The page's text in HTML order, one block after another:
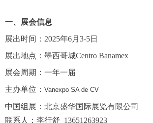
一、展会信息
展出时间： 2025年6月 3-5日
展出地点：墨西哥城Centro Banamex
展会周期： 一年一届
主办单位： Vanexpo SA de CV
中 国组展：北京盛华国际展览有限公司
联系人：李行舒 13651263923